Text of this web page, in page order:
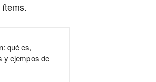
qué es,
y ejemplos de